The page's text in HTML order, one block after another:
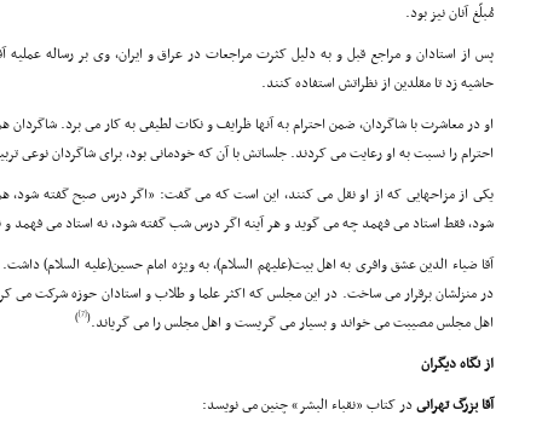
مُبلّغ آنان نیز بود.
حاشیه زد تا مقلدین از نظراتش استفاده کنند.
او در معاشرت با شاگردان، ضمن احترام به آنها ظرایف و نکات لطیفى به کار مى برد.
احترام را نسبت به او رعایت مى کردند. جلساتش با آن که خودمانى بود، براى شاگردان نوعى
یکى از مزاحهایى که از او نقل مى کنند، این است که مى گفت: «اگر درس صبح گفته شود،
شود، فقط استاد مى فهمد چه مى گوید و هر آینه اگر درس شب گفته شود، نه استاد مى فهمد و
آقا ضیاء الدین عشق وافرى به اهل بیت(علیهم السلام)، به ویژه امام حسین(علیه السلام)
در منزلشان برقرار مى ساخت. در این مجلس که اکثر علما و طلاب و استادان حوزه شرکت مى
اهل مجلس مصیبت مى خواند و بسیار مى گریست و اهل مجلس را مى گریاند.(
[7]
)
از نگاه دیگران
آقا بزرگ تهرانىدر کتاب «نقباء البشر» چنین مى نویسد: